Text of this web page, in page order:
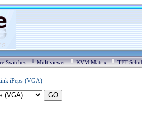
Switches Multiviewer KVM Matrix TFT-
iPeps (VGA)